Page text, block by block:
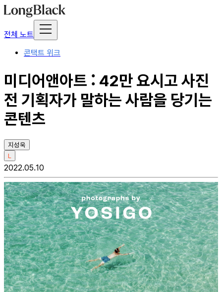
전체 노트
콘택트 위크
미디어앤아트 : 42만 요시고 사진
전 기획자가 말하는 사람을 당기는
콘텐츠
지성욱
L
2022.05.10